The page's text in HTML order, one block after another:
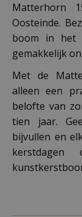
Matterhorn
Oosteinde.
boom in het
gemakkelijk
Met de
alleen een
belofte van
tien jaar.
bijvullen en
kerstdagen